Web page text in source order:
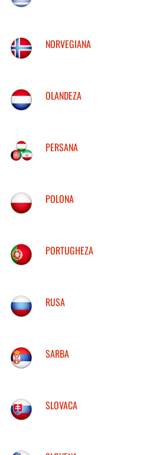
NORVEGIANA
OLANDEZA
PERSANA
POLONA
PORTUGHEZA
RUSA
SARBA
SLOVACA